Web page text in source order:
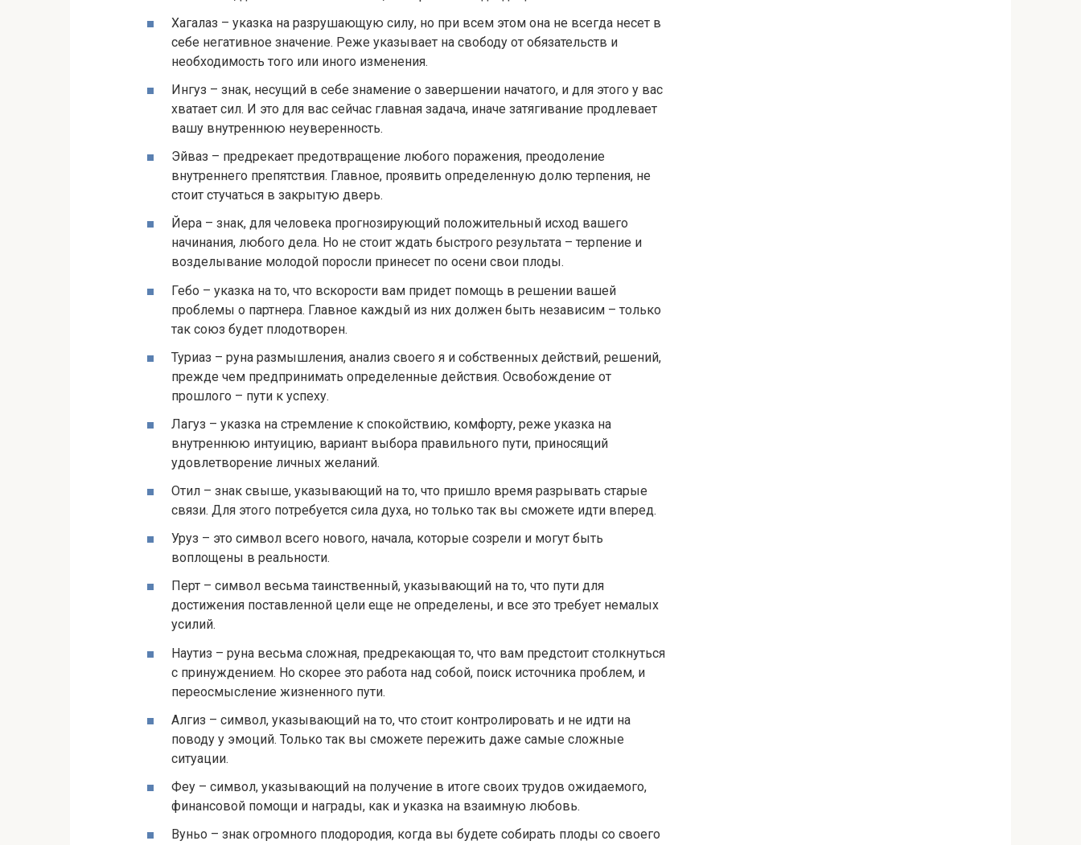
Хагалаз – указка на разрушающую силу, но при всем этом она не всегда несет в
себе негативное значение. Реже указывает на свободу от обязательств и
необходимость того или иного изменения.
Ингуз – знак, несущий в себе знамение о завершении начатого, и для этого у вас
хватает сил. И это для вас сейчас главная задача, иначе затягивание продлевает
вашу внутреннюю неуверенность.
Эйваз – предрекает предотвращение любого поражения, преодоление
внутреннего препятствия. Главное, проявить определенную долю терпения, не
стоит стучаться в закрытую дверь.
Йера – знак, для человека прогнозирующий положительный исход вашего
начинания, любого дела. Но не стоит ждать быстрого результата – терпение и
возделывание молодой поросли принесет по осени свои плоды.
Гебо – указка на то, что вскорости вам придет помощь в решении вашей
проблемы о партнера. Главное каждый из них должен быть независим – только
так союз будет плодотворен.
Туриаз – руна размышления, анализ своего я и собственных действий, решений,
прежде чем предпринимать определенные действия. Освобождение от
прошлого – пути к успеху.
Лагуз – указка на стремление к спокойствию, комфорту, реже указка на
внутреннюю интуицию, вариант выбора правильного пути, приносящий
удовлетворение личных желаний.
Отил – знак свыше, указывающий на то, что пришло время разрывать старые
связи. Для этого потребуется сила духа, но только так вы сможете идти вперед.
Уруз – это символ всего нового, начала, которые созрели и могут быть
воплощены в реальности.
Перт – символ весьма таинственный, указывающий на то, что пути для
достижения поставленной цели еще не определены, и все это требует немалых
усилий.
Наутиз – руна весьма сложная, предрекающая то, что вам предстоит столкнуться
с принуждением. Но скорее это работа над собой, поиск источника проблем, и
переосмысление жизненного пути.
Алгиз – символ, указывающий на то, что стоит контролировать и не идти на
поводу у эмоций. Только так вы сможете пережить даже самые сложные
ситуации.
Феу – символ, указывающий на получение в итоге своих трудов ожидаемого,
финансовой помощи и награды, как и указка на взаимную любовь.
Вуньо – знак огромного плодородия, когда вы будете собирать плоды со своего